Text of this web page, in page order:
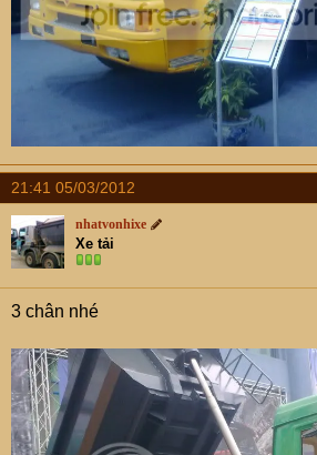
21:41 05/03/2012
nhatvonhixe
Xe tải
3 chân nhé